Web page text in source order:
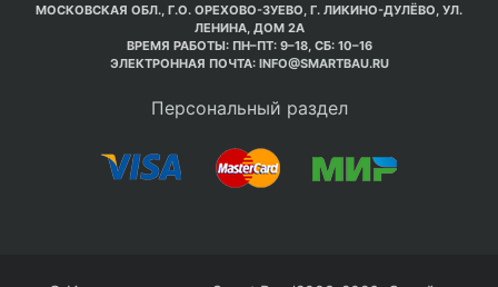
МОСКОВСКАЯ ОБЛ., Г.О. ОРЕХОВО-ЗУЕВО, Г. ЛИКИНО-ДУЛЁВО, УЛ.
ЛЕНИНА, ДОМ 2А
ВРЕМЯ РАБОТЫ: ПН–ПТ: 9–18, СБ: 10–16
ЭЛЕКТРОННАЯ ПОЧТА: INFO@SMARTBAU.RU
Персональный раздел